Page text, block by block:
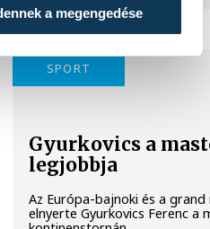
a megengedése
SPORT
Gyurkovics a
legjobbja
Az Európa-bajnoki és a
elnyerte Gyurkovics Ferenc a